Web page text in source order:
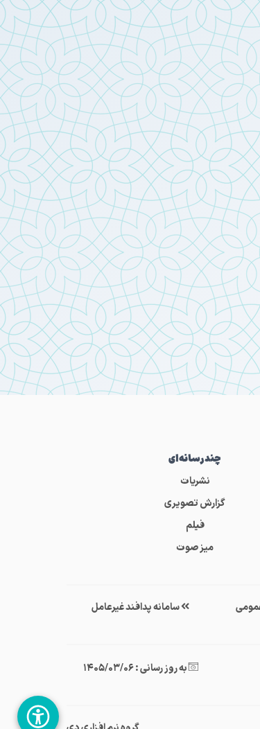
چندرسانه‌ای
نشریات
گزارش تصویری
فیلم
میز صوت
سامانه پدافند غیرعامل
به روز رسانی : 1405/03/06